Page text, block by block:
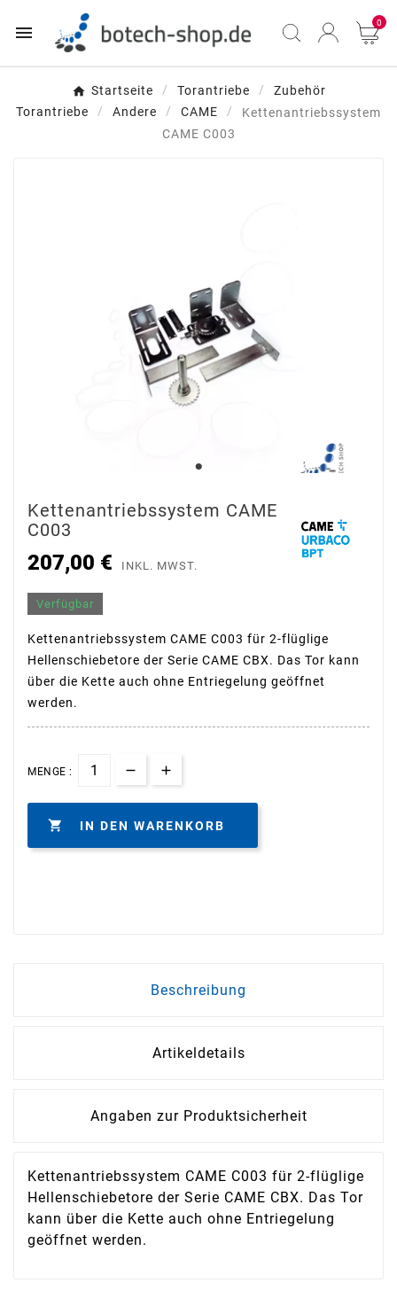
 0
Startseite Torantriebe
Zubehör
Torantriebe
Andere CAME
Kettenantriebssystem
CAME C003
Kettenantriebssystem CAME
C003
207,00 € INKL. MWST.
Verfügbar
Kettenantriebssystem CAME C003 für 2-flüglige
Hellenschiebetore der Serie CAME CBX. Das Tor kann
über die Kette auch ohne Entriegelung geöffnet
werden.
MENGE :
 IN DEN WARENKORB
Beschreibung
Artikeldetails
Angaben zur Produktsicherheit
Kettenantriebssystem CAME C003 für 2-flüglige
Hellenschiebetore der Serie CAME CBX. Das Tor
kann über die Kette auch ohne Entriegelung
geöffnet werden.